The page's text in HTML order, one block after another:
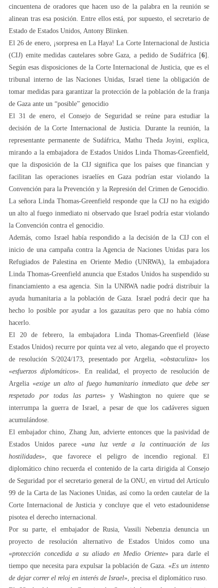
cincuentena de oradores que hacen uso de la palabra en la reunión se
alinean tras esa posición. Entre ellos está, por supuesto, el secretario de
Estado de Estados Unidos, Antony Blinken.
El 26 de enero, ¡sorpresa en La Haya! La Corte Internacional de Justicia
(CIJ) emite medidas cautelares sobre Gaza, a pedido de Sudáfrica [6].
Según esas disposiciones de la Corte Internacional de Justicia, que es el
tribunal interno de las Naciones Unidas, Israel tiene la obligación de
tomar medidas para garantizar la protección de la población de la franja
de Gaza ante un “posible” genocidio
El 31 de enero, el Consejo de Seguridad se reúne para estudiar la
decisión de la Corte Internacional de Justicia. Durante la reunión, la
representante permanente de Sudáfrica, Mathu Theda Joyini, explica,
mirando a la embajadora de Estados Unidos Linda Thomas-Greenfield,
que la disposición de la CIJ significa que los países que financian y
facilitan las operaciones israelíes en Gaza podrían estar violando la
Convención para la Prevención y la Represión del Crimen de Genocidio.
La señora Linda Thomas-Greenfield responde que la CIJ no ha exigido
un alto al fuego inmediato ni observado que Israel podría estar violando
la Convención contra el genocidio.
Además, como Israel había respondido a la decisión de la CIJ con el
inicio de una campaña contra la Agencia de Naciones Unidas para los
Refugiados de Palestina en Oriente Medio (UNRWA), la embajadora
Linda Thomas-Greenfield anuncia que Estados Unidos ha suspendido su
financiamiento a esa agencia. Sin la UNRWA nadie podrá distribuir la
ayuda humanitaria a la población de Gaza. Israel podrá decir que ha
hecho lo posible por ayudar a los gazauitas pero que no había cómo
hacerlo.
El 20 de febrero, la embajadora Linda Thomas-Greenfield (léase
Estados Unidos) recurre por quinta vez al veto, alegando que el proyecto
de resolución S/2024/173, presentado por Argelia, «obstaculiza» los
«esfuerzos diplomáticos». En realidad, el proyecto de resolución de
Argelia «exige un alto al fuego humanitario inmediato que debe ser
respetado por todas las partes» y Washington no quiere que se
interrumpa la guerra de Israel, a pesar de que los cadáveres siguen
acumulándose.
El embajador chino, Zhang Jun, advierte entonces que la pasividad de
Estados Unidos parece «una luz verde a la continuación de las
hostilidades», que favorece el peligro de incendio regional. El
diplomático chino recuerda el contenido de la carta dirigida al Consejo
de Seguridad por el secretario general de la ONU, en virtud del Artículo
99 de la Carta de las Naciones Unidas, así como la orden cautelar de la
Corte Internacional de Justicia y concluye que el veto estadounidense
pisotea el derecho internacional.
Por su parte, el embajador de Rusia, Vassili Nebenzia denuncia un
proyecto de resolución alternativo de Estados Unidos como una
«protección concedida a su aliado en Medio Oriente» para darle el
tiempo que necesita para expulsar la población de Gaza. «Es un intento
de dejar correr el reloj en interés de Israel», precisa el diplomático ruso.